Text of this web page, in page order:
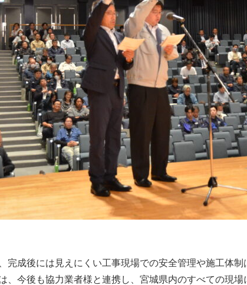
完成後には見えにくい工事現場での安全管理や施工体
、今後も協力業者様と連携し、宮城県内のすべての現